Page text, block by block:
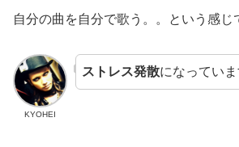
自分の曲を自分で歌う。。という感じ
KYOHEI
ストレス発散になっていま